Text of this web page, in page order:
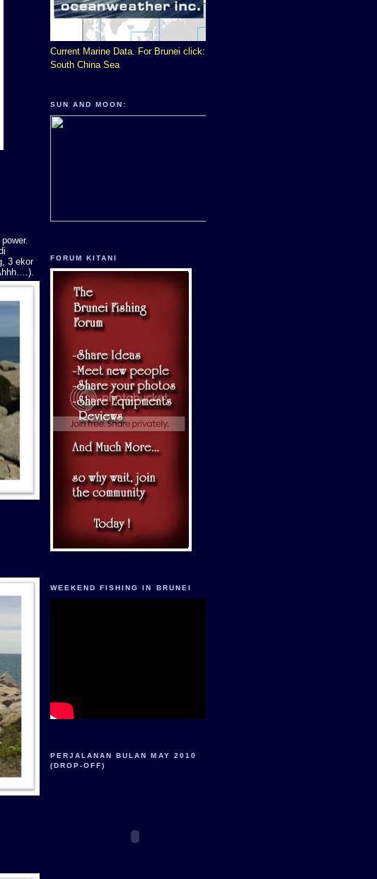
3 ekor
Current Marine Data. For Brunei click:
South China Sea
SUN AND MOON:
FORUM KITANI
WEEKEND FISHING IN BRUNEI
PERJALANAN BULAN MAY 2010
(DROP-OFF)